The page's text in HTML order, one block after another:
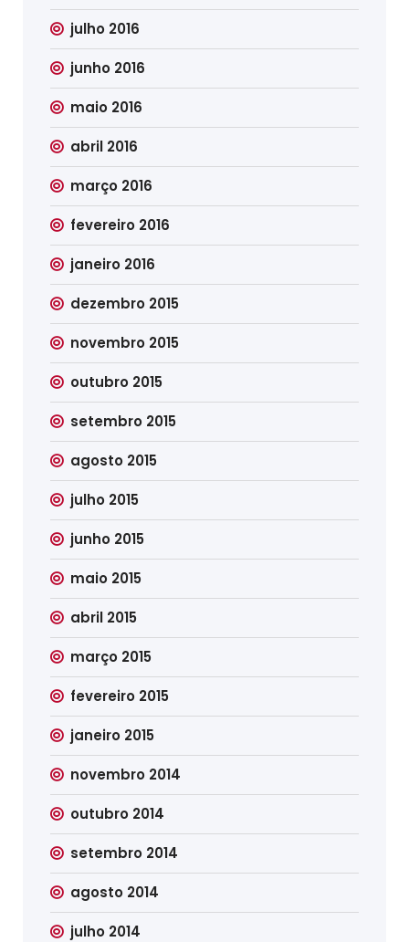
julho 2016
junho 2016
maio 2016
abril 2016
março 2016
fevereiro 2016
janeiro 2016
dezembro 2015
novembro 2015
outubro 2015
setembro 2015
agosto 2015
julho 2015
junho 2015
maio 2015
abril 2015
março 2015
fevereiro 2015
janeiro 2015
novembro 2014
outubro 2014
setembro 2014
agosto 2014
julho 2014